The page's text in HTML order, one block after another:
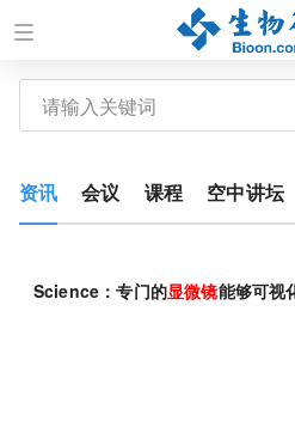
资讯 会议 课程 空中讲坛
Science：专门的显微镜能够可视